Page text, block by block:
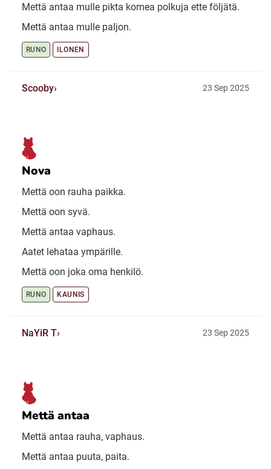
Mettä antaa mulle pikta komea polkuja ette följätä.
Mettä antaa mulle paljon.
RUNO ILONEN
Scooby 23 Sep 2025
Nova
Mettä oon rauha paikka.
Mettä oon syvä.
Mettä antaa vaphaus.
Aatet lehataa ympärille.
Mettä oon joka oma henkilö.
RUNO KAUNIS
NaYiR T 23 Sep 2025
Mettä antaa
Mettä antaa rauha, vaphaus.
Mettä antaa puuta, paita.